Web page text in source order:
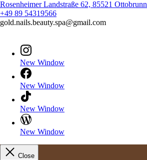
Rosenheimer Landstraße 62, 85521 Ottobrunn
+49 89 54319566
gold.nails.beauty.spa@gmail.com
New Window
New Window
New Window
New Window
Close